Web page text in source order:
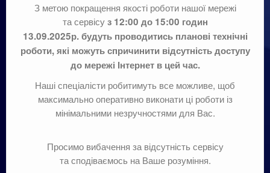
З метою покращення якості роботи нашої мережі
та сервісуз 12:00 до 15:00 годин
13.09.2025р. будуть проводитись планові технічні
роботи, які можуть спричинити відсутність доступу
до мережі Інтернет в цей час.
Наші спеціалісти робитимуть все можливе, щоб
максимально оперативно виконати ці роботи із
мінімальними незручностями для Вас.
Просимо вибачення за відсутність сервісу
та сподіваємось на Ваше розуміння.